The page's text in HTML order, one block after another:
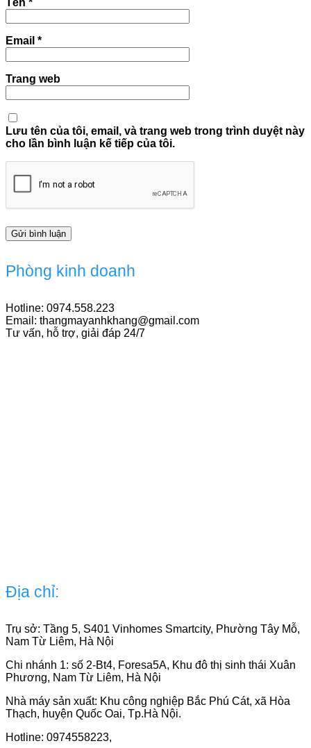
Email *
Trang web
Lưu tên của tôi, email, và trang web trong trình duyệt này
cho lần bình luận kế tiếp của tôi.
Phòng kinh doanh
Hotline: 0974.558.223
Email: thangmayanhkhang@gmail.com
Tư vấn, hỗ trợ, giải đáp 24/7
Địa chỉ:
Trụ sở: Tầng 5, S401 Vinhomes Smartcity, Phường Tây Mỗ,
Nam Từ Liêm, Hà Nội
Chi nhánh 1: số 2-Bt4, Foresa5A, Khu đô thị sinh thái Xuân
Phương, Nam Từ Liêm, Hà Nội
Nhà máy sản xuất: Khu công nghiệp Bắc Phú Cát, xã Hòa
Thạch, huyện Quốc Oai, Tp.Hà Nội.
Hotline: 0974558223,